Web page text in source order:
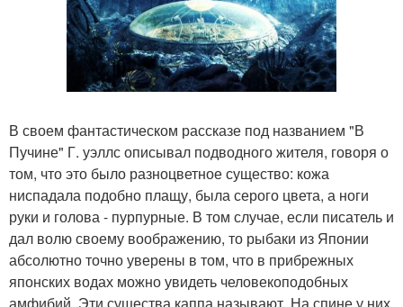
В своем фантастическом рассказе под названием "В
Пучине" Г. уэллс описывал подводного жителя, говоря о
том, что это было разноцветное существо: кожа
ниспадала подобно плащу, была серого цвета, а ноги
руки и голова - пурпурные. В том случае, если писатель и
дал волю своему воображению, то рыбаки из Японии
абсолютно точно уверены в том, что в прибрежных
японских водах можно увидеть человекоподобных